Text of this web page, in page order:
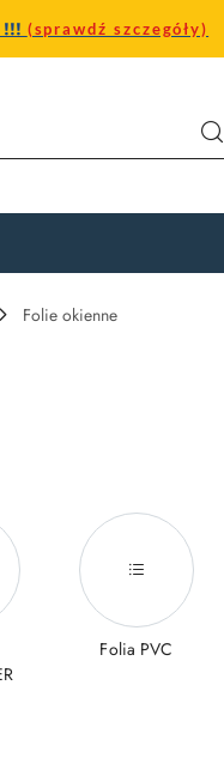
!!! (sprawdź szczegóły)
Folie okienne
Folia PVC